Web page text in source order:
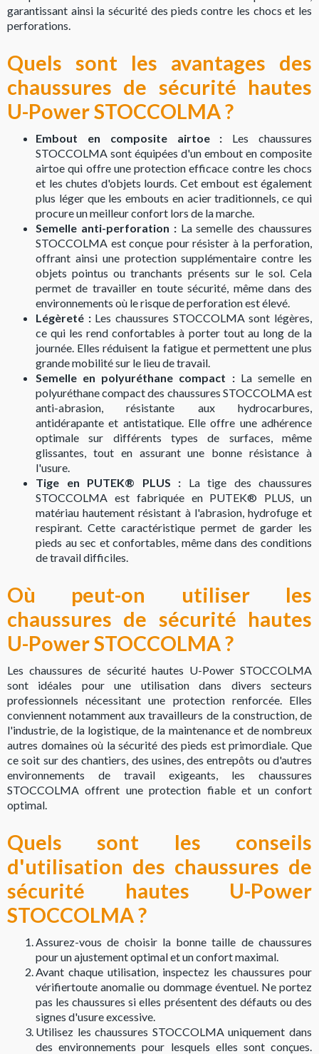
garantissant ainsi la sécurité des pieds contre les chocs et les
perforations.
Quels sont les avantages des
chaussures de sécurité hautes
U-Power STOCCOLMA ?
Embout en composite airtoe :
Les chaussures
STOCCOLMA sont équipées d'un embout en composite
airtoe qui offre une protection efficace contre les chocs
et les chutes d'objets lourds. Cet embout est également
plus léger que les embouts en acier traditionnels, ce qui
procure un meilleur confort lors de la marche.
Semelle anti-perforation : La semelle des chaussures
STOCCOLMA est conçue pour résister à la perforation,
offrant ainsi une protection supplémentaire contre les
objets pointus ou tranchants présents sur le sol. Cela
permet de travailler en toute sécurité, même dans des
environnements où le risque de perforation est élevé.
Légèreté : Les chaussures STOCCOLMA sont légères,
ce qui les rend confortables à porter tout au long de la
journée. Elles réduisent la fatigue et permettent une plus
grande mobilité sur le lieu de travail.
Semelle en polyuréthane compact : La semelle en
polyuréthane compact des chaussures STOCCOLMA est
anti-abrasion, résistante aux hydrocarbures,
antidérapante et antistatique. Elle offre une adhérence
optimale sur différents types de surfaces, même
glissantes, tout en assurant une bonne résistance à
l'usure.
Tige en PUTEK® PLUS :
La tige des chaussures
STOCCOLMA est fabriquée en PUTEK® PLUS, un
matériau hautement résistant à l'abrasion, hydrofuge et
respirant. Cette caractéristique permet de garder les
pieds au sec et confortables, même dans des conditions
de travail difficiles.
Où peut-on utiliser les
chaussures de sécurité hautes
U-Power STOCCOLMA ?
Les chaussures de sécurité hautes U-Power STOCCOLMA
sont idéales pour une utilisation dans divers secteurs
professionnels nécessitant une protection renforcée. Elles
conviennent notamment aux travailleurs de la construction, de
l'industrie, de la logistique, de la maintenance et de nombreux
autres domaines où la sécurité des pieds est primordiale. Que
ce soit sur des chantiers, des usines, des entrepôts ou d'autres
environnements de travail exigeants, les chaussures
STOCCOLMA offrent une protection fiable et un confort
optimal.
Quels sont les conseils
d'utilisation des chaussures de
sécurité hautes U-Power
STOCCOLMA ?
Assurez-vous de choisir la bonne taille de chaussures
pour un ajustement optimal et un confort maximal.
Avant chaque utilisation, inspectez les chaussures pour
vérifiertoute anomalie ou dommage éventuel. Ne portez
pas les chaussures si elles présentent des défauts ou des
signes d'usure excessive.
Utilisez les chaussures STOCCOLMA uniquement dans
des environnements pour lesquels elles sont conçues.